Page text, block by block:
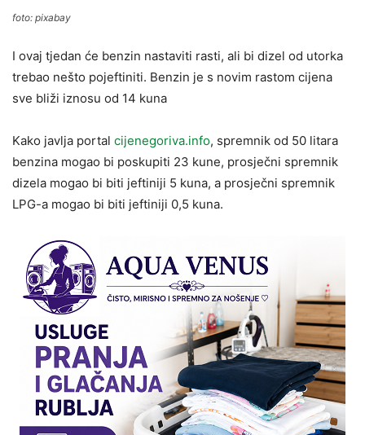
foto: pixabay
I ovaj tjedan će benzin nastaviti rasti, ali bi dizel od utorka
trebao nešto pojeftiniti. Benzin je s novim rastom cijena
sve bliži iznosu od 14 kuna
Kako javlja portal cijenegoriva.info, spremnik od 50 litara
benzina mogao bi poskupiti 23 kune, prosječni spremnik
dizela mogao bi biti jeftiniji 5 kuna, a prosječni spremnik
LPG-a mogao bi biti jeftiniji 0,5 kuna.